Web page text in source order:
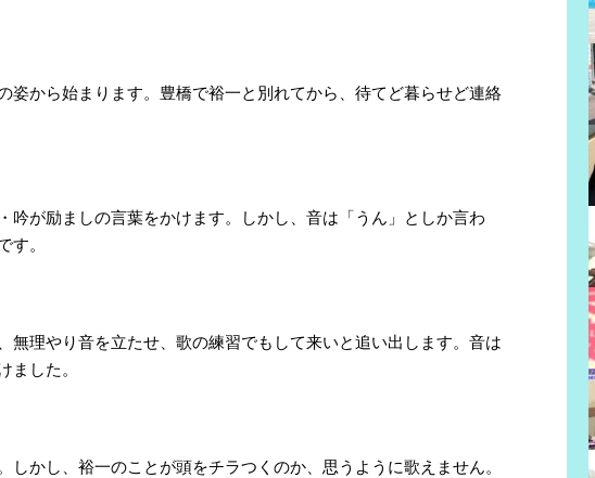
姿から始まります。豊橋で裕一と別れてから、待てど暮らせど連絡
吟が励ましの言葉をかけます。しかし、音は「うん」としか言わ
す。
無理やり音を立たせ、歌の練習でもして来いと追い出します。音は
ました。
しかし、裕一のことが頭をチラつくのか、思うように歌えません。